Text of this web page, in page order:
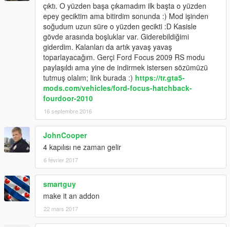
çıktı. O yüzden başa çıkamadım ilk başta o yüzden
epey geciktim ama bitirdim sonunda :) Mod işinden
soğudum uzun süre o yüzden gecikti :D Kasisle
gövde arasında boşluklar var. Giderebildiğimi
giderdim. Kalanları da artık yavaş yavaş
toparlayacağım. Gerçi Ford Focus 2009 RS modu
paylaşıldı ama yine de indirmek istersen sözümüzü
tutmuş olalım; link burada :) https://tr.gta5-
mods.com/vehicles/ford-focus-hatchback-
fourdoor-2010
16 septembre 2016
JohnCooper
4 kapılısı ne zaman gelir
6 février 2017
smartguy
make it an addon
22 mars 2017